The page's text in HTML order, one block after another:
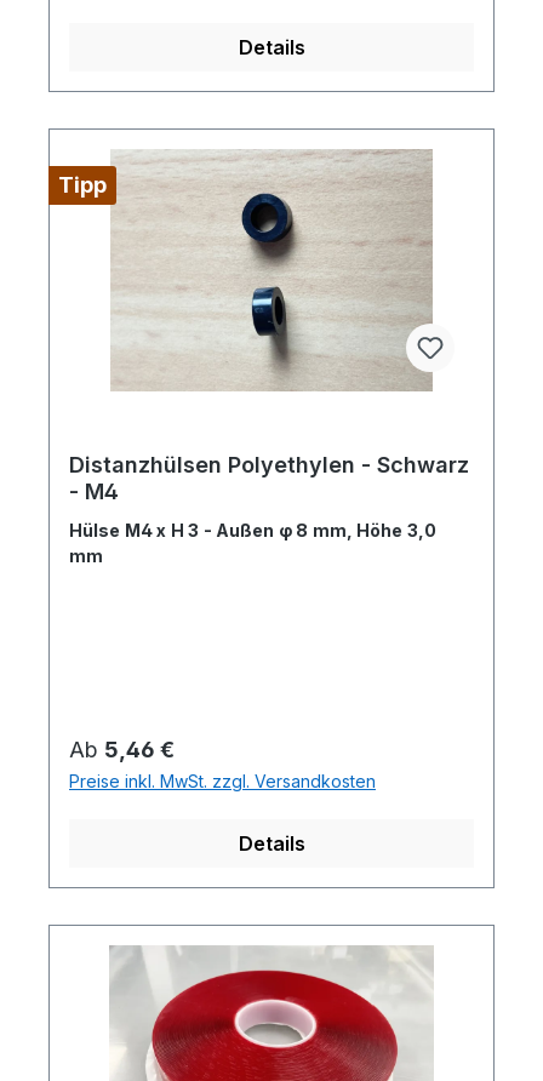
Details
Tipp
Distanzhülsen Polyethylen - Schwarz
- M4
Hülse M4 x H 3 - Außen φ 8 mm, Höhe 3,0
mm
Regulärer Preis:
Ab 5,46 €
Preise inkl. MwSt. zzgl. Versandkosten
Details